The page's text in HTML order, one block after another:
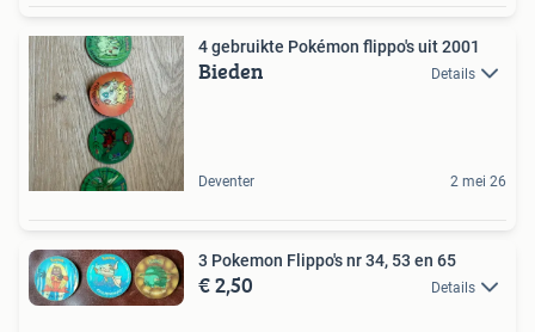
4 gebruikte Pokémon flippo's uit 2001
Bieden Details
Deventer 2 mei 26
3 Pokemon Flippo's nr 34, 53 en 65
€ 2,50 Details